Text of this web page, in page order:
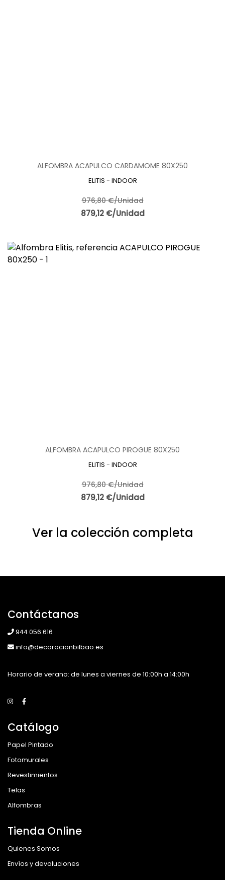
ALFOMBRA ACAPULCO CARDAMOME 80X250
ELITIS - INDOOR
976,80 €/Unidad
879,12 €/Unidad
ALFOMBRA ACAPULCO PIROGUE 80X250
ELITIS - INDOOR
976,80 €/Unidad
879,12 €/Unidad
Ver la colección completa
Contáctanos
944 056 616
info@decoracionbilbao.es
Horario de verano: de lunes a viernes de 10:00h a 14:00h
Catálogo
Papel Pintado
Fotomurales
Revestimientos
Telas
Alfombras
Tienda Online
Quienes Somos
Envíos y devoluciones